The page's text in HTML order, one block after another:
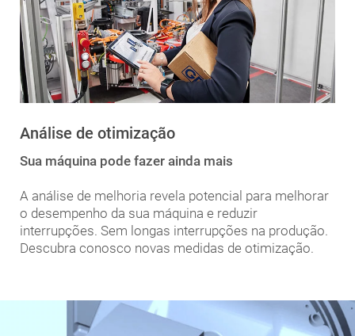
Análise de otimização
Sua máquina pode fazer ainda mais
A análise de melhoria revela potencial para melhorar
o desempenho da sua máquina e reduzir
interrupções. Sem longas interrupções na produção.
Descubra conosco novas medidas de otimização.